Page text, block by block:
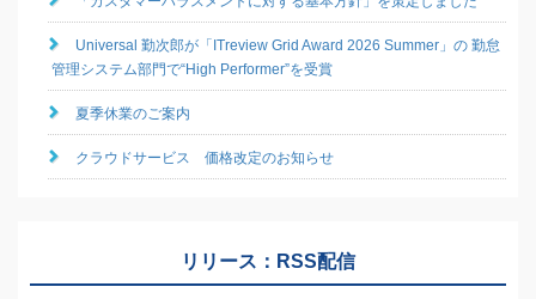
Universal 勤次郎が「ITreview Grid Award 2026 Summer」の 勤怠
管理システム部門で“High Performer”を受賞
夏季休業のご案内
クラウドサービス 価格改定のお知らせ
リリース：RSS配信